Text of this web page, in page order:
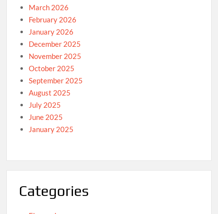
March 2026
February 2026
January 2026
December 2025
November 2025
October 2025
September 2025
August 2025
July 2025
June 2025
January 2025
Categories